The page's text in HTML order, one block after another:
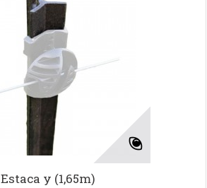
Estaca y (1,65m)